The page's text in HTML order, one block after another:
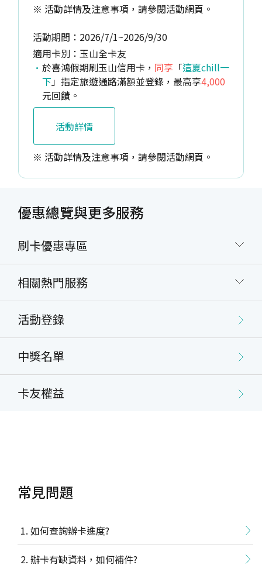
※ 活動詳情及注意事項，請參閱活動網頁。
活動期間：2026/7/1~2026/9/30
適用卡別：玉山全卡友
於喜鴻假期刷玉山信用卡， 同享 「這夏chill一
下」指定旅遊通路滿額並登錄，最高享4,000
元回饋。
活動詳情
※ 活動詳情及注意事項，請參閱活動網頁。
優惠總覽與更多服務
刷卡優惠專區
相關熱門服務
活動登錄
中獎名單
卡友權益
常見問題
如何查詢辦卡進度?
辦卡有缺資料，如何補件?